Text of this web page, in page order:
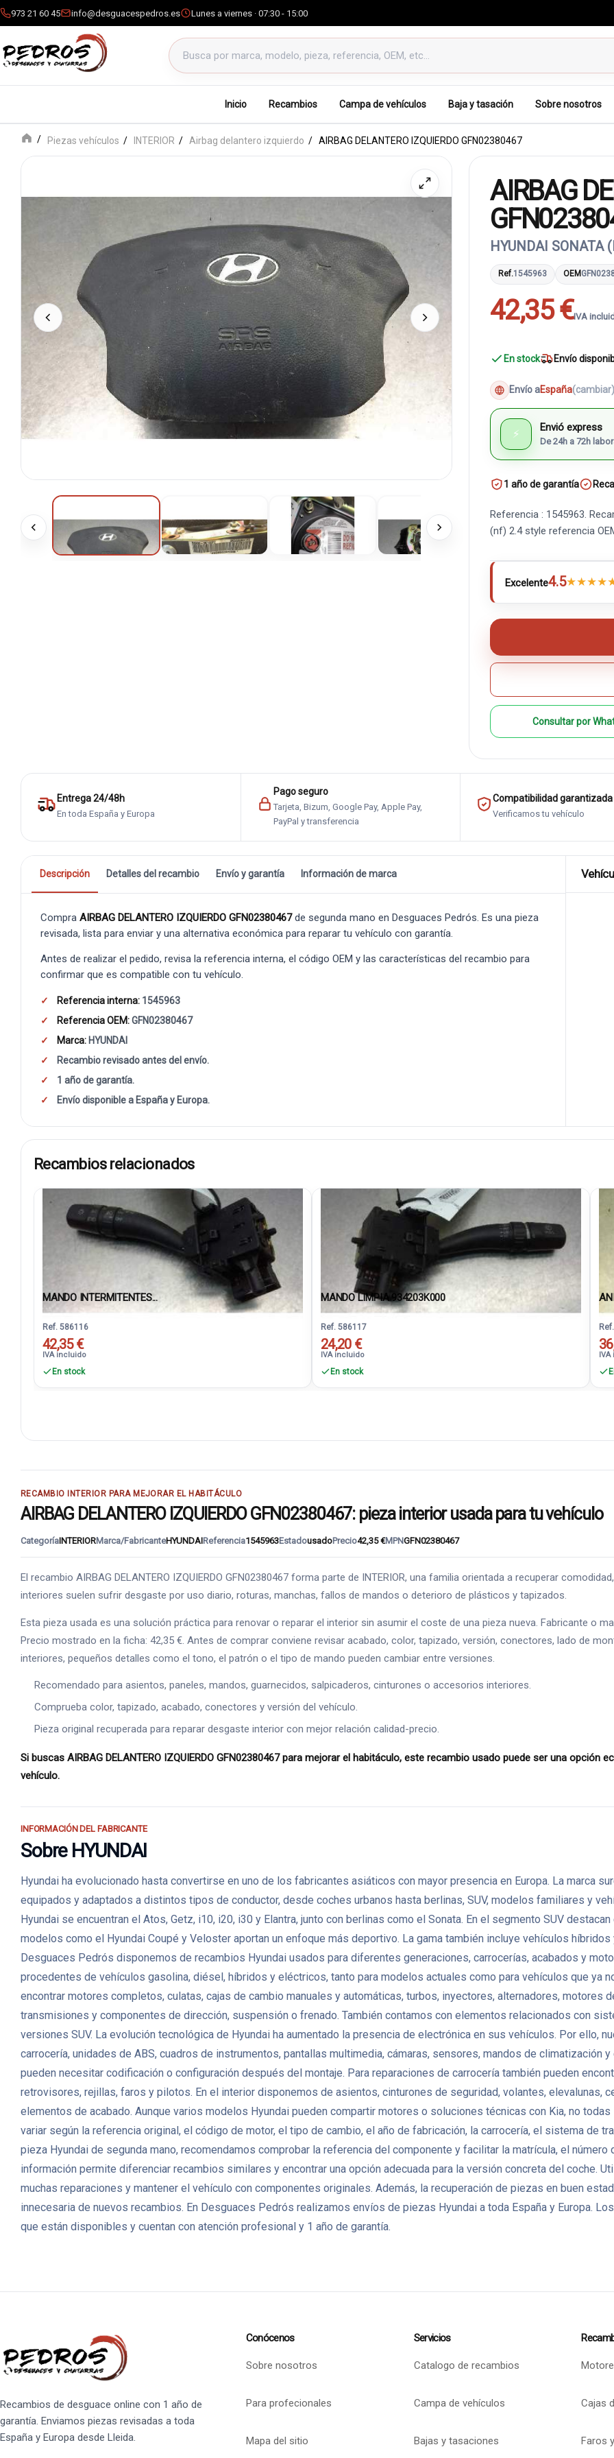
973 21 60 45 info@desguacespedros.es Lunes a viernes · 07:30 - 15:00
Buscar productos
Inicio Recambios Campa de vehículos Baja y tasación Sobre nosotros
Piezas vehículos INTERIOR Airbag delantero izquierdo AIRBAG DELANTERO IZQUIERDO GFN02380467
AIRBAG
HYUNDAI SONATA
Ref.1545963 OEM
42,35 €IVA
En stock Envío
Envío aEspaña(cambiar)
⚡ Envió express
De 24h a 72h
1 año de garantía
Referencia : 1545963.
(nf) 2.4 style referencia
Excelente4.5★★★★
Consultar por
Entrega 24/48h
En toda España y Europa
Pago seguro
Tarjeta, Bizum, Google Pay, Apple Pay,
PayPal y transferencia
Compatibilidad garantizada
Verificamos tu vehículo
Descripción Detalles del recambio Envío y garantía Información de marca
Compra AIRBAG DELANTERO IZQUIERDO GFN02380467de segunda mano en Desguaces Pedrós. Es una pieza
revisada, lista para enviar y una alternativa económica para reparar tu vehículo con garantía.
Antes de realizar el pedido, revisa la referencia interna, el código OEM y las características del recambio para
confirmar que es compatible con tu vehículo.
Referencia interna: 1545963
Referencia OEM:GFN02380467
Marca: HYUNDAI
Recambio revisado antes del envío.
1 año de garantía.
Envío disponible a España y Europa.
Recambios relacionados
MANDO INTERMITENTES...
Ref. 586116
42,35 €
IVA incluido
En stock
MANDO LIMPIA 934203K000
Ref. 586117
24,20 €
IVA incluido
En stock
RECAMBIO INTERIOR PARA MEJORAR EL HABITÁCULO
AIRBAG DELANTERO IZQUIERDO GFN02380467: pieza interior usada para tu vehículo
CategoríaINTERIORMarca/FabricanteHYUNDAIReferencia1545963EstadousadoPrecio42,35 €MPNGFN02380467
El recambio AIRBAG DELANTERO IZQUIERDO GFN02380467 forma parte de INTERIOR, una familia orientada a recuperar
interiores suelen sufrir desgaste por uso diario, roturas, manchas, fallos de mandos o deterioro de plásticos y tapizados.
Esta pieza usada es una solución práctica para renovar o reparar el interior sin asumir el coste de una pieza nueva. Fabricante o
Precio mostrado en la ficha: 42,35 €. Antes de comprar conviene revisar acabado, color, tapizado, versión, conectores, lado de
interiores, pequeños detalles como el tono, el patrón o el tipo de mando pueden cambiar entre versiones.
Recomendado para asientos, paneles, mandos, guarnecidos, salpicaderos, cinturones o accesorios interiores.
Comprueba color, tapizado, acabado, conectores y versión del vehículo.
Pieza original recuperada para reparar desgaste interior con mejor relación calidad-precio.
Si buscas AIRBAG DELANTERO IZQUIERDO GFN02380467 para mejorar el habitáculo, este recambio usado puede ser una
vehículo.
INFORMACIÓN DEL FABRICANTE
Sobre HYUNDAI
Hyundai ha evolucionado hasta convertirse en uno de los fabricantes asiáticos con mayor presencia en Europa. La marca
equipados y adaptados a distintos tipos de conductor, desde coches urbanos hasta berlinas, SUV, modelos familiares y
Hyundai se encuentran el Atos, Getz, i10, i20, i30 y Elantra, junto con berlinas como el Sonata. En el segmento SUV
modelos como el Hyundai Coupé y Veloster aportan un enfoque más deportivo. La gama también incluye vehículos
Desguaces Pedrós disponemos de recambios Hyundai usados para diferentes generaciones, carrocerías, acabados y
procedentes de vehículos gasolina, diésel, híbridos y eléctricos, tanto para modelos actuales como para vehículos que ya
encontrar motores completos, culatas, cajas de cambio manuales y automáticas, turbos, inyectores, alternadores, motores
transmisiones y componentes de dirección, suspensión o frenado. También contamos con elementos relacionados con
versiones SUV. La evolución tecnológica de Hyundai ha aumentado la presencia de electrónica en sus vehículos. Por ello,
carrocería, unidades de ABS, cuadros de instrumentos, pantallas multimedia, cámaras, sensores, mandos de
pueden necesitar codificación o configuración después del montaje. Para reparaciones de carrocería también pueden
retrovisores, rejillas, faros y pilotos. En el interior disponemos de asientos, cinturones de seguridad, volantes, elevalunas,
elementos de acabado. Aunque varios modelos Hyundai pueden compartir motores o soluciones técnicas con Kia, no
variar según la referencia original, el código de motor, el tipo de cambio, el año de fabricación, la carrocería, el sistema de
pieza Hyundai de segunda mano, recomendamos comprobar la referencia del componente y facilitar la matrícula, el
información permite diferenciar recambios similares y encontrar una opción adecuada para la versión concreta del coche.
muchas reparaciones y mantener el vehículo con componentes originales. Además, la recuperación de piezas en buen
innecesaria de nuevos recambios. En Desguaces Pedrós realizamos envíos de piezas Hyundai a toda España y Europa.
que están disponibles y cuentan con atención profesional y 1 año de garantía.
Recambios de desguace online con 1 año de
garantía. Enviamos piezas revisadas a toda
España y Europa desde Lleida.
Conócenos
Sobre nosotros
Para profecionales
Mapa del sitio
Servicios
Catalogo de recambios
Campa de vehículos
Bajas y tasaciones
Cajas
Faros